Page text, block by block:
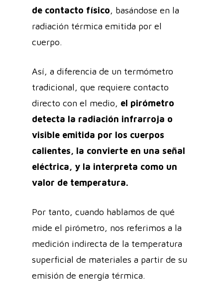
de contacto físico, basándose en la
radiación térmica emitida por el
cuerpo.
Así, a diferencia de un termómetro
tradicional, que requiere contacto
directo con el medio, el pirómetro
detecta la radiación infrarroja o
visible emitida por los cuerpos
calientes, la convierte en una señal
eléctrica, y la interpreta como un
valor de temperatura.
Por tanto, cuando hablamos de qué
mide el pirómetro, nos referimos a la
medición indirecta de la temperatura
superficial de materiales a partir de su
emisión de energía térmica.